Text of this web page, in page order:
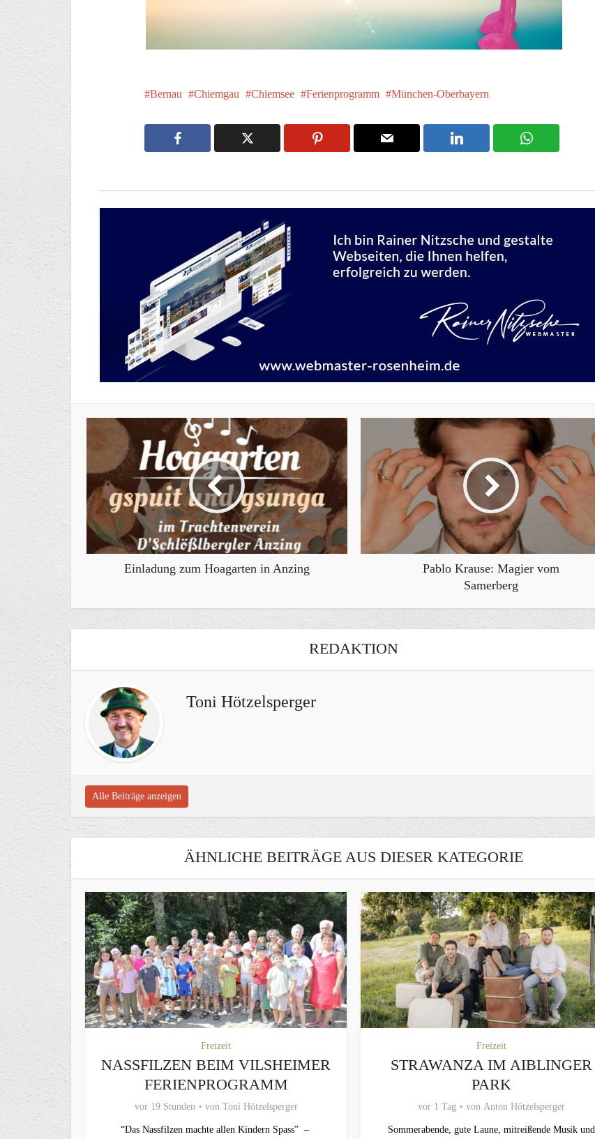
Bernau Chiemgau Chiemsee Ferienprogramm München-Oberbayern
Einladung zum Hoagarten in Anzing
Pablo Krause: Magier vom
Samerberg
REDAKTION
Toni Hötzelsperger
Alle Beiträge anzeigen
ÄHNLICHE BEITRÄGE AUS DIESER KATEGORIE
Freizeit
NASSFILZEN BEIM VILSHEIMER
FERIENPROGRAMM
vor 19 Stunden von Toni Hötzelsperger
“Das Nassfilzen machte allen Kindern Spass” –
Freizeit
STRAWANZA IM AIBLINGER
PARK
vor 1 Tag von Anton Hötzelsperger
Sommerabende, gute Laune, mitreißende Musik und